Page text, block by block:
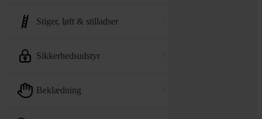
stiger, løft & stilladser
sikkerhedsudstyr
beklædning